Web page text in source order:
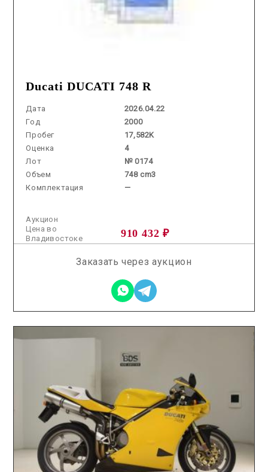
Ducati DUCATI 748 R
Дата
2026.04.22
Год
2000
Пробег
17,582K
Оценка
4
Лот
№ 0174
Объем
748 cm3
Комплектация
—
Аукцион
910 432 ₽
Цена во
Владивостоке
Заказать через аукцион